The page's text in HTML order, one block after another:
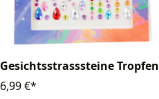
Gesichtsstrasssteine Tropfen
6,99 €*